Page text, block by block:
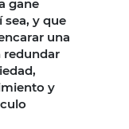
gane
sea, y que
una
redundar
y